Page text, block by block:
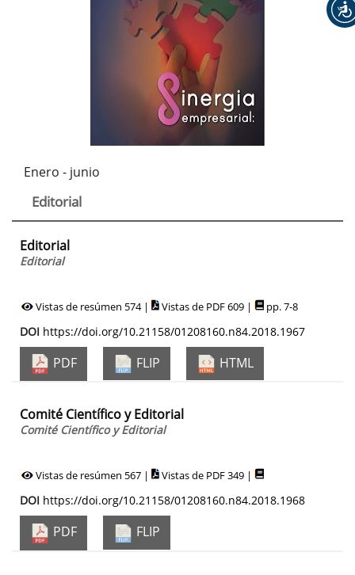
Enero - junio
Editorial
Editorial
Editorial
Vistas de resúmen 574 | Vistas de PDF 609 | pp. 7-8
DOI https://doi.org/10.21158/01208160.n84.2018.1967
PDF FLIP HTML
Comité Científico y Editorial
Comité Científico y Editorial
Vistas de resúmen 567 | Vistas de PDF 349 |
DOI https://doi.org/10.21158/01208160.n84.2018.1968
PDF FLIP